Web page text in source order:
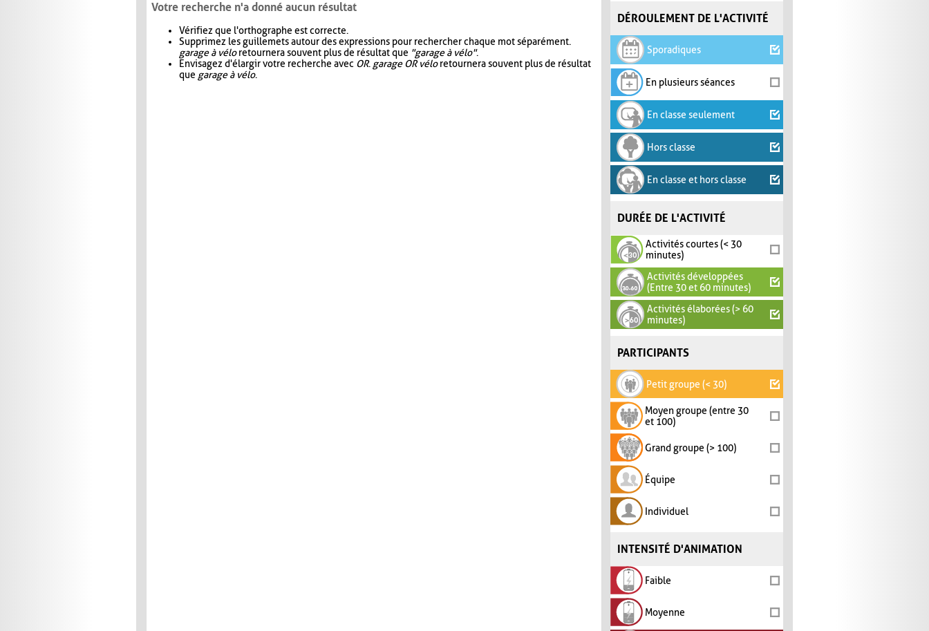
DÉROULEMENT DE L'ACTIVITÉ
Sporadiques
En plusieurs séances
En classe seulement
Hors classe
En classe et hors classe
DURÉE DE L'ACTIVITÉ
Activités courtes (< 30
minutes)
Activités développées
(Entre 30 et 60 minutes)
Activités élaborées (> 60
minutes)
PARTICIPANTS
Petit groupe (< 30)
Moyen groupe (entre 30
et 100)
Grand groupe (> 100)
Équipe
Individuel
INTENSITÉ D'ANIMATION
Faible
Moyenne
Votre recherche n'a donné aucun résultat
Vérifiez que l'orthographe est correcte.
Supprimez les guillemets autour des expressions pour rechercher chaque mot séparément.
garage à véloretournera souvent plus de résultat que "garage à vélo".
Envisagez d'élargir votre recherche avec OR. garage OR véloretournera souvent plus de résultat
que garage à vélo.